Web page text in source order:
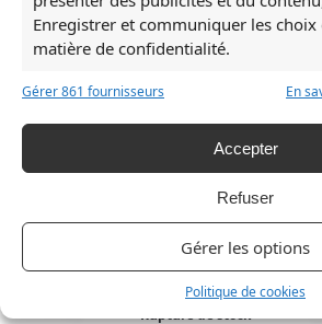
Enregistrer et communiquer les choix
matière de confidentialité.
Gérer 861 fournisseurs En
Accepter
Refuser
Gérer les options
Politique de cookies
RUPTURE DE STOCK
Rupture de stock